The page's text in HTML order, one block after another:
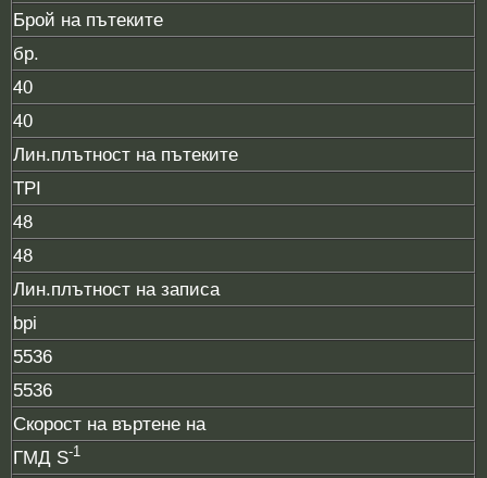
Брой на пътеките
бр.
40
40
Лин.плътност на пътеките
TPI
48
48
Лин.плътност на записа
bpi
5536
5536
Скорост на въртене на
ГМД S-1